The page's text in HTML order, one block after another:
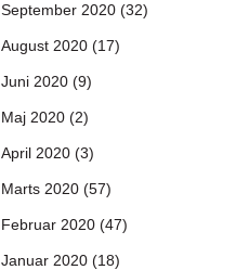
September 2020 (32)
August 2020 (17)
Juni 2020 (9)
Maj 2020 (2)
April 2020 (3)
Marts 2020 (57)
Februar 2020 (47)
Januar 2020 (18)